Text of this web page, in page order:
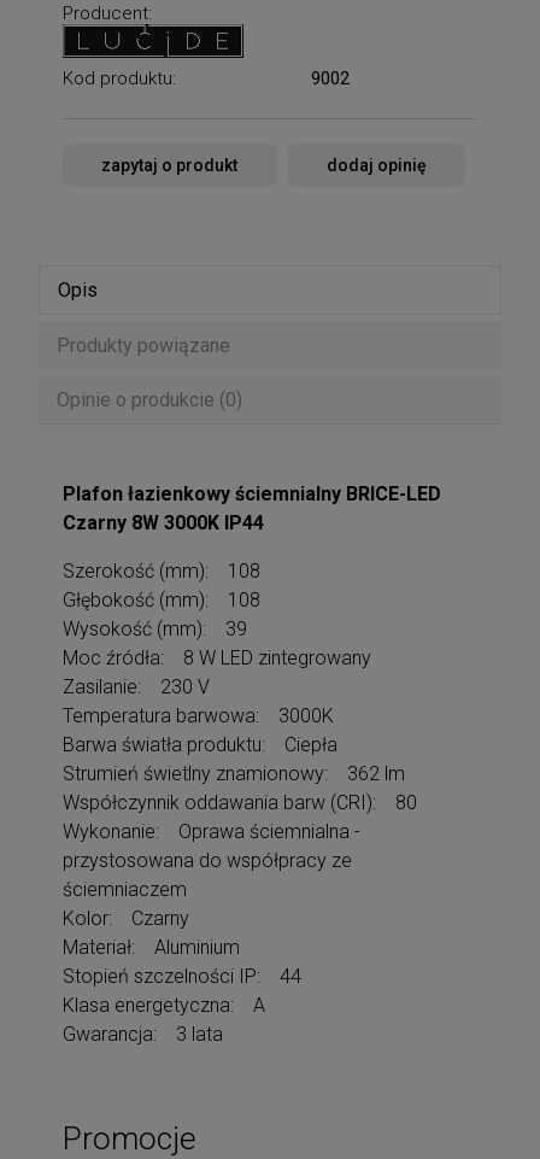
Producent:
Kod produktu: 9002
zapytaj o produkt dodaj opinię
Opis
Produkty powiązane
Opinie o produkcie (0)
Plafon łazienkowy ściemnialny BRICE-LED
Czarny 8W 3000K IP44
Szerokość (mm): 108
Głębokość (mm): 108
Wysokość (mm): 39
Moc źródła: 8 W LED zintegrowany
Zasilanie: 230 V
Temperatura barwowa: 3000K
Barwa światła produktu: Ciepła
Strumień świetlny znamionowy: 362 lm
Współczynnik oddawania barw (CRI): 80
Wykonanie: Oprawa ściemnialna -
przystosowana do współpracy ze
ściemniaczem
Kolor: Czarny
Materiał: Aluminium
Stopień szczelności IP: 44
Klasa energetyczna: A
Gwarancja: 3 lata
Promocje